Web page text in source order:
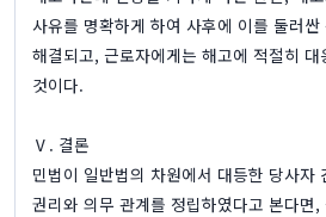
사유를 명확하게 하여 사후에 이를 둘러싼
해결되고, 근로자에게는 해고에 적절히
것이다.
Ⅴ. 결론
민법이 일반법의 차원에서 대등한 당사자
권리와 의무 관계를 정립하였다고 본다면,